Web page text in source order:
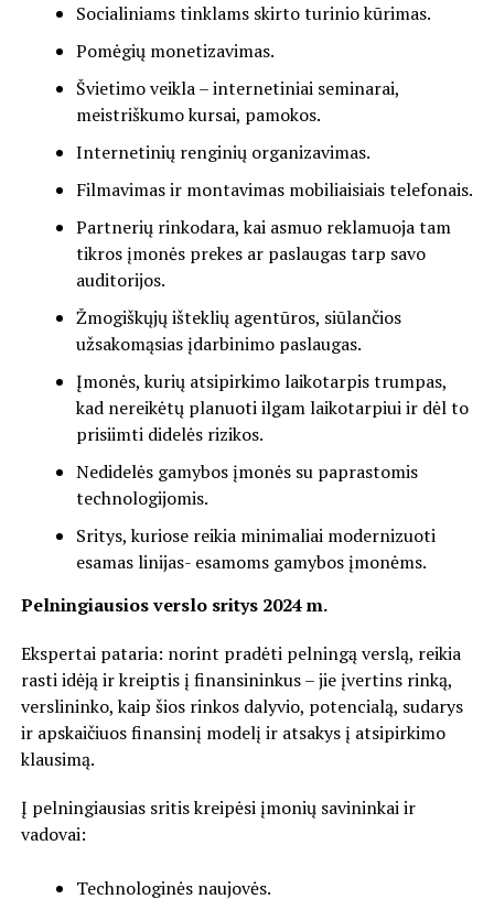
Socialiniams tinklams skirto turinio kūrimas.
Pomėgių monetizavimas.
Švietimo veikla – internetiniai seminarai,
meistriškumo kursai, pamokos.
Internetinių renginių organizavimas.
Filmavimas ir montavimas mobiliaisiais telefonais.
Partnerių rinkodara, kai asmuo reklamuoja tam
tikros įmonės prekes ar paslaugas tarp savo
auditorijos.
Žmogiškųjų išteklių agentūros, siūlančios
užsakomąsias įdarbinimo paslaugas.
Įmonės, kurių atsipirkimo laikotarpis trumpas,
kad nereikėtų planuoti ilgam laikotarpiui ir dėl to
prisiimti didelės rizikos.
Nedidelės gamybos įmonės su paprastomis
technologijomis.
Sritys, kuriose reikia minimaliai modernizuoti
esamas linijas- esamoms gamybos įmonėms.
Pelningiausios verslo sritys 2024 m.
Ekspertai pataria: norint pradėti pelningą verslą, reikia
rasti idėją ir kreiptis į finansininkus – jie įvertins rinką,
verslininko, kaip šios rinkos dalyvio, potencialą, sudarys
ir apskaičiuos finansinį modelį ir atsakys į atsipirkimo
klausimą.
Į pelningiausias sritis kreipėsi įmonių savininkai ir
vadovai:
Technologinės naujovės.